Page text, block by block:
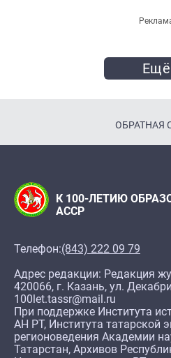
Ещё
ОБРАТНАЯ
К 100-ЛЕТИЮ
АССР
Телефон:(843) 222 09 79
Адрес редакции: Редакция
420066, г. Казань, ул.
100let.tassr@mail.ru
При поддержке Института
АН РТ, Института татарской
регионоведения Академии
Татарстан, Архивов